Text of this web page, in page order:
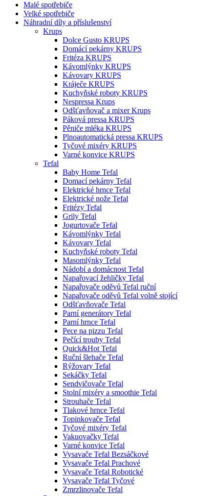
Malé spotřebiče
Velké spotřebiče
Náhradní díly a příslušenství
Krups
Dolce Gusto KRUPS
Domácí pekárny KRUPS
Fritéza KRUPS
Kávomlýnky KRUPS
Kávovary KRUPS
Kráječe KRUPS
Kuchyňské roboty KRUPS
Nespressa Krups
Odšťavňovač a mixer Krups
Páková pressa KRUPS
Pěniče mléka KRUPS
Plnoautomatická pressa KRUPS
Tyčové mixéry KRUPS
Varné konvice KRUPS
Tefal
Baby Home Tefal
Domací pekárny Tefal
Elektrické hrnce Tefal
Elektrické nože Tefal
Fritézy Tefal
Grily Tefal
Jogurtovače Tefal
Kávomlýnky Tefal
Kávovary Tefal
Kuchyňské roboty Tefal
Masomlýnky Tefal
Nádobí a domácnost Tefal
Napařovací žehličky Tefal
Napařovače oděvů Tefal ruční
Napařovače oděvů Tefal volně stojící
Odšťavňovače Tefal
Parní generátory Tefal
Parní hrnce Tefal
Pece na pizzu Tefal
Pečící trouby Tefal
Quick&Hot Tefal
Ruční šlehače Tefal
Rýžovary Tefal
Sekáčky Tefal
Sendvičovače Tefal
Stolní mixéry a smoothie Tefal
Strouhače Tefal
Tlakové hrnce Tefal
Topinkovače Tefal
Tyčové mixéry Tefal
Vakuovačky Tefal
Varné konvice Tefal
Vysavače Tefal Bezsáčkové
Vysavače Tefal Prachové
Vysavače Tefal Robotické
Vysavače Tefal Tyčové
Zmrzlinovače Tefal